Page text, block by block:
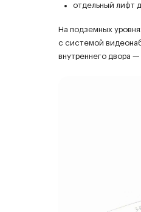
отдельный лифт
На подземных
с системой
внутреннего двора